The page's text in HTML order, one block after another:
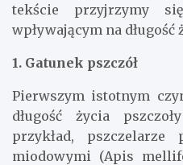
tekście przyjrzymy
wpływającym na długość
1. Gatunek pszczół
Pierwszym istotnym
długość życia
przykład, pszczelarze
miodowymi (Apis